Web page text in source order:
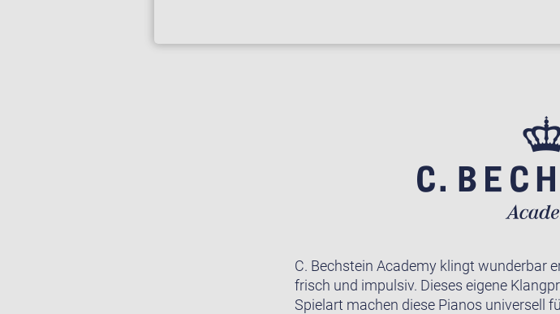
C. Bechstein Academy klingt wunderbar
frisch und impulsiv. Dieses eigene
Spielart machen diese Pianos universell